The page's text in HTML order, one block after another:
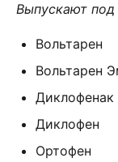
Выпускают
Вольтарен
Вольтарен
Диклофенак
Диклофен
Ортофен